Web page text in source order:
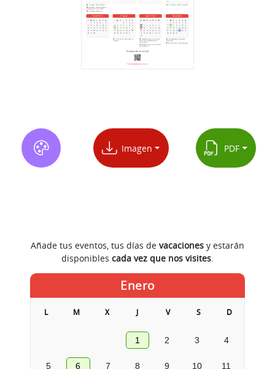
Enero
L M X J V S D
1 2 3 4
5 6 7 8 9 10 11
Añade tus eventos, tus días de vacaciones y estarán
disponibles cada vez que nos visites.
Imagen PDF